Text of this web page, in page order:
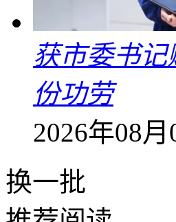
获市委书
份功劳
2026年08
换一批